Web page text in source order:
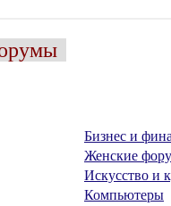
Бизнес и
Женские
Искусство и
Компьютеры